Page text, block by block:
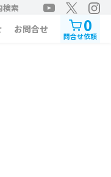
検索
お問合せ 0
問合せ依頼